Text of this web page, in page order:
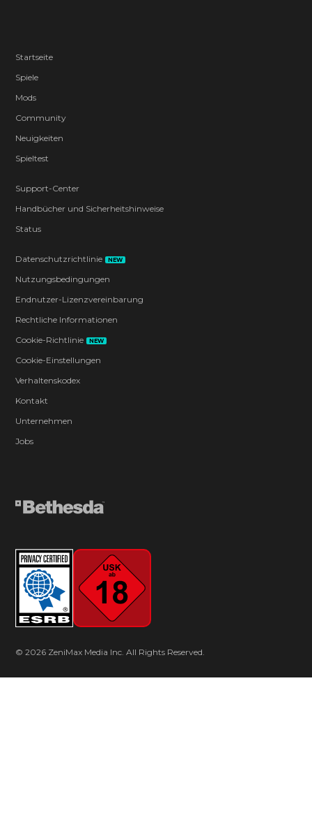
Startseite
Spiele
Mods
Community
Neuigkeiten
Spieltest
Support-Center
Handbücher und Sicherheitshinweise
Status
Datenschutzrichtlinie NEW
Nutzungsbedingungen
Endnutzer-Lizenzvereinbarung
Rechtliche Informationen
Cookie-Richtlinie
NEW
Cookie-Einstellungen
Verhaltenskodex
Kontakt
Unternehmen
Jobs
© 2026 ZeniMax Media Inc. All Rights Reserved.